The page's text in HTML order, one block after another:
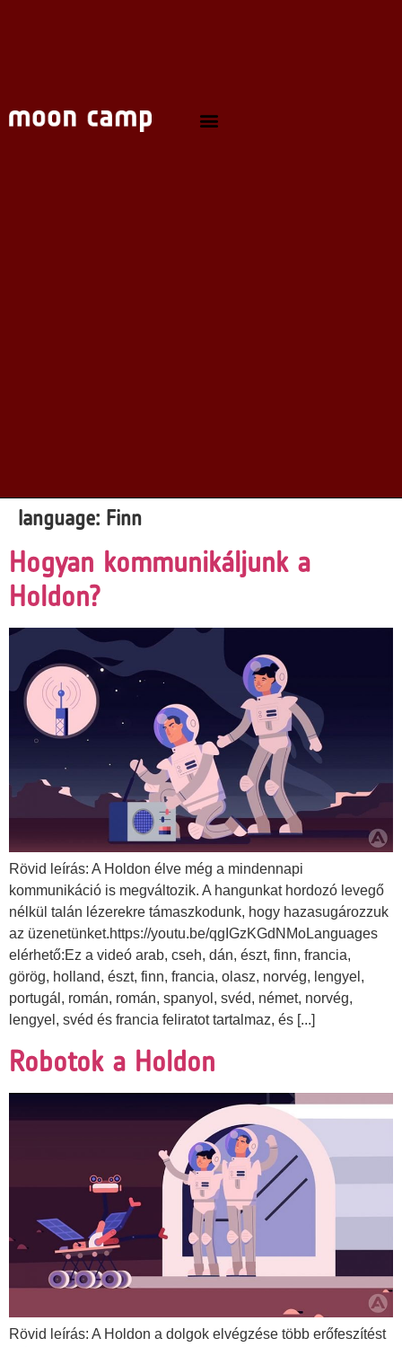
language: Finn
Hogyan kommunikáljunk a
Holdon?
Rövid leírás: A Holdon élve még a mindennapi
kommunikáció is megváltozik. A hangunkat hordozó levegő
nélkül talán lézerekre támaszkodunk, hogy hazasugározzuk
az üzenetünket.https://youtu.be/qgIGzKGdNMoLanguages
elérhető:Ez a videó arab, cseh, dán, észt, finn, francia,
görög, holland, észt, finn, francia, olasz, norvég, lengyel,
portugál, román, román, spanyol, svéd, német, norvég,
lengyel, svéd és francia feliratot tartalmaz, és [...]
Robotok a Holdon
Rövid leírás: A Holdon a dolgok elvégzése több erőfeszítést